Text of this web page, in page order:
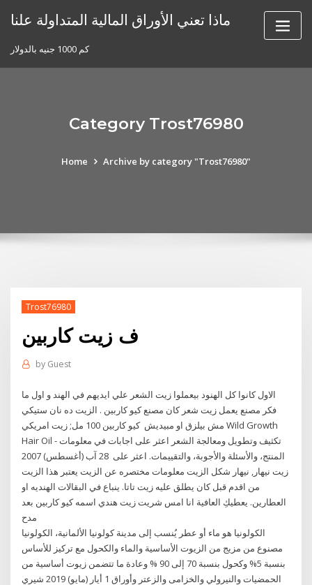
ماذا تعني الأوراق المالية المتداولة علنا
كم 1000 جنيه بالدولار
Category Trost76980
Home Archive by category "Trost76980"
Trost76980
ف زيت كاربين
by Guest
الاول كانوا كل الهنود بيعملوا زيت الشعر علي ايديهم في الهند و اول ما
فكر مصنع يعمل زيت شعر كان مصنع كيو كاربين . الزيت ده نان ستيكي
مش بيلزق او مبيديش كيو كاربين 100 مل; زيت امريكي Wild Growth
Hair Oil - تكثيف وتطويل ومعالجة الشعر اعثر على اجابات في معلومات
المنتج، والأسئلة والأجوبة، والتقييمات. اعثر على 28 آب (أغسطس) 2007
زيت نيهار, نيهار شكل الزيت معلومات مختصره عن الزيت يعتبر هذا الزيت
من اقدم قبل كان يطلق عليه زيت تاتا. ينباع في البقالات الهنديه او
العطارين. يعطيكِ العافية انا امس شريت زيت هندي اسمه كيو كاربين بعد
مدح
الكولونيا هو ماء أو عطر يُنسب إلى مدينة كولونيا الألمانية، الكولونيا
مصنوع من مزيج من الزيوت الأساسية والماء والكحول مع تركيز للأساس
بنسبة 5% وكحول بنسبة 70 إلى 90 % وعادة ما تتضمن زيوت أساسية من
الحمضيات والنيرولي والخزامى والزعتر وأوراق 1 أيار (مايو) 2019 شيري